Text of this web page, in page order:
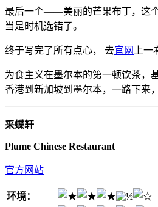
最后一个——美丽的芒果布丁，这
当是时机选错了。
终于写完了所有点心， 去官网 上
为食主义在墨尔本的第一顿饮茶，
香港到新加坡到墨尔本，一路下来
采蝶轩
Plume Chinese Restaurant
官方网站
环境：